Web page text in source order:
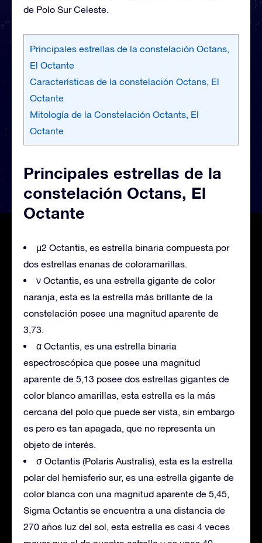
de Polo Sur Celeste.
Principales estrellas de la constelación Octans,
El Octante
Características de la constelación Octans, El
Octante
Mitología de la Constelación Octants, El
Octante
Principales estrellas de la
constelación Octans, El
Octante
μ2 Octantis, es estrella binaria compuesta por
dos estrellas enanas de coloramarillas.
ν Octantis, es una estrella gigante de color
naranja, esta es la estrella más brillante de la
constelación posee una magnitud aparente de
3,73.
α Octantis, es una estrella binaria
espectroscópica que posee una magnitud
aparente de 5,13 posee dos estrellas gigantes de
color blanco amarillas, esta estrella es la más
cercana del polo que puede ser vista, sin embargo
es pero es tan apagada, que no representa un
objeto de interés.
σ Octantis (Polaris Australis), esta es la estrella
polar del hemisferio sur, es una estrella gigante de
color blanca con una magnitud aparente de 5,45,
Sigma Octantis se encuentra a una distancia de
270 años luz del sol, esta estrella es casi 4 veces